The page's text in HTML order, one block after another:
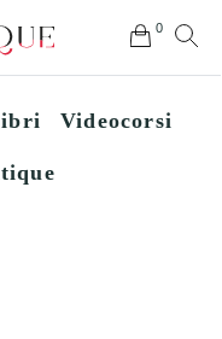
0
Videocorsi